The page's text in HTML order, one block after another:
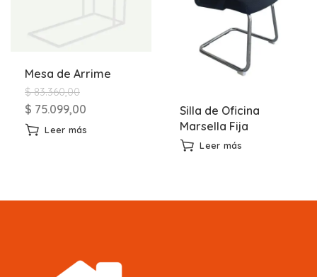
Mesa de Arrime
$83.360,00
$ 75.099,00
Leer más
Silla de Oficina
Marsella Fija
Leer más